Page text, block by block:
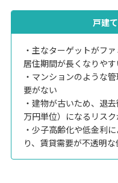
戸建
・主なターゲットがフ
居住期間が長くなりやす
・マンションのような
要がない
・建物が古いため、退
万円単位）になるリスク
・少子高齢化や低金利
り、賃貸需要が不透明